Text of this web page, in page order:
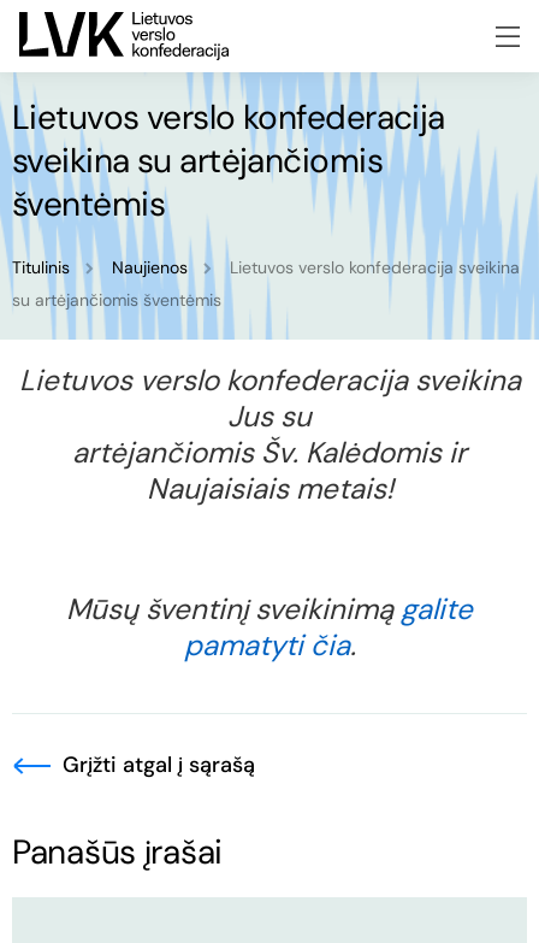
Lietuvos verslo konfederacija
sveikina su artėjančiomis
šventėmis
Titulinis Naujienos
Lietuvos verslo konfederacija sveikina
su artėjančiomis šventėmis
Lietuvos verslo konfederacija sveikina
Jus su
artėjančiomis Šv. Kalėdomis ir
Naujaisiais metais!
Mūsų šventinį sveikinimągalite
pamatyti čia.
Grįžti atgal į sąrašą
Panašūs įrašai